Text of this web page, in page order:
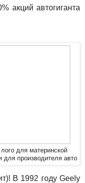
акций автогиганта
для материнской
для производителя авто
В 1992 году Geely